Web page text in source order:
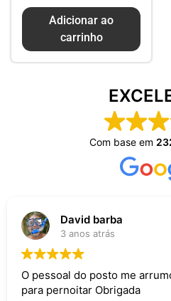
Adicionar ao
carrinho
Com base em
David barba
3 anos atrás
O pessoal do posto me
para pernoitar Obrigada